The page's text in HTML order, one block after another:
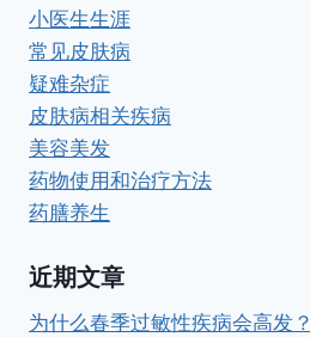
小医生生涯
常见皮肤病
疑难杂症
皮肤病相关疾病
美容美发
药物使用和治疗方法
药膳养生
近期文章
为什么春季过敏性疾病会高发？